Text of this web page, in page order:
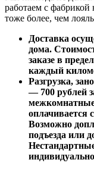
работаем с
тоже более, чем
Доставка
дома.
заказе в
каждый
Разгрузка,
— 700 рублей
оплачивается
Возможно
подъезда или